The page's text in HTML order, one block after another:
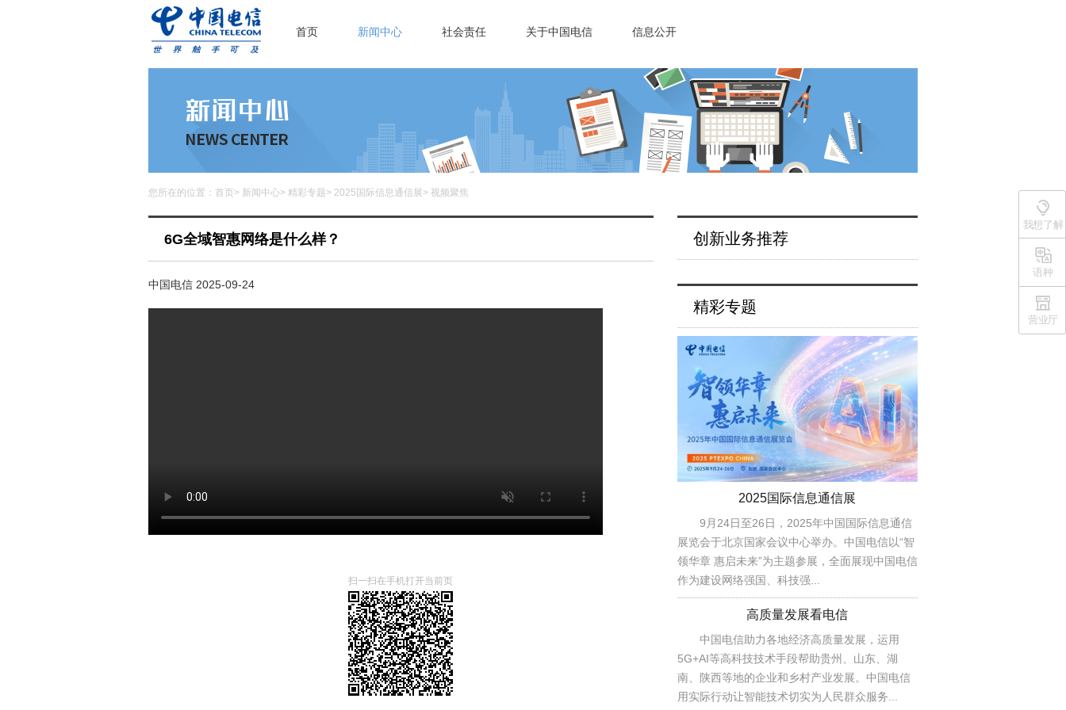
我想了解
语种
营业厅
首页 新闻中心 社会责任 关于中国电信 信息公开
您所在的位置： 首页> 新闻中心> 精彩专题> 2025国际信息通信展 > 视频聚焦
6G全域智惠网络是什么样？
中国电信 2025-09-24
扫一扫在手机打开当前页
创新业务推荐
精彩专题
2025国际信息通信展
9月24日至26日，2025年中国国际信息通信
展览会于北京国家会议中心举办。中国电信以“智
领华章 惠启未来”为主题参展，全面展现中国电信
作为建设网络强国、科技强...
高质量发展看电信
中国电信助力各地经济高质量发展，运用
5G+AI等高科技技术手段帮助贵州、山东、湖
南、陕西等地的企业和乡村产业发展。中国电信
用实际行动让智能技术切实为人民群众服务...